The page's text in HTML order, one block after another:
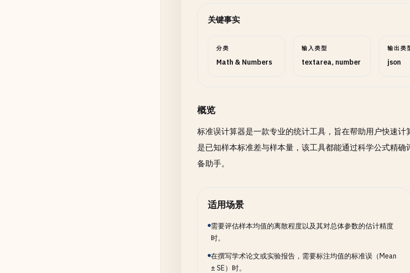
关键事实
分类
Math & Numbers
输入类型
textarea, number
输出类
json
概览
标准误计算器是一款专业的统计工具，旨在帮助用户快速
是已知样本标准差与样本量，该工具都能通过科学公式精
备助手。
适用场景
需要评估样本均值的离散程度以及其对总体参数的估计精度
时。
在撰写学术论文或实验报告，需要标注均值的标准误（Mean
± SE）时。